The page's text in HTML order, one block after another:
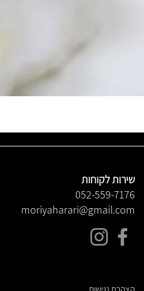
שירות לקוחות
052-559-7176
moriyaharari@gmail.com